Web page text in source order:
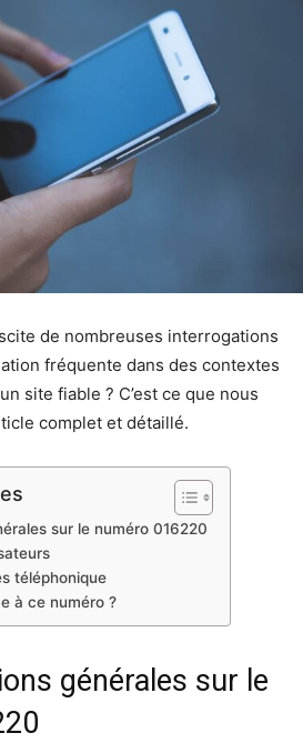
de nombreuses interrogations
fréquente dans des contextes
site fiable ? C’est ce que nous
complet et détaillé.
sur le numéro 016220
téléphonique
à ce numéro ?
générales sur le